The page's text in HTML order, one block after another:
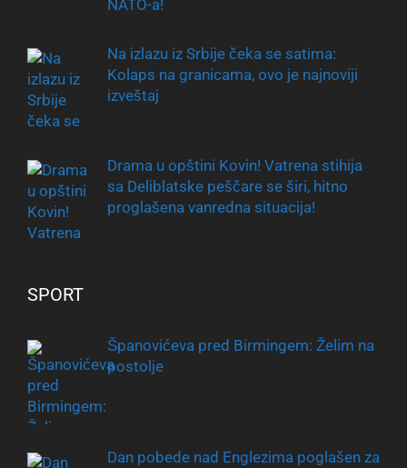
NATO-a!
Na izlazu iz Srbije čeka se satima:
Kolaps na granicama, ovo je najnoviji
izveštaj
Drama u opštini Kovin! Vatrena stihija
sa Deliblatske peščare se širi, hitno
proglašena vanredna situacija!
SPORT
Španovićeva pred Birmingem: Želim na
postolje
Dan pobede nad Englezima poglašen za